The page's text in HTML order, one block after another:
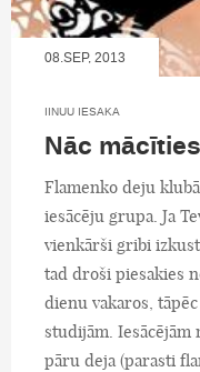
08.SEP, 2013
IINUU IESAKA
Nāc
Flamenko deju
iesācēju grupa. Ja
vienkārši gribi
tad droši piesakies
dienu vakaros,
studijām.
pāru deja (parasti